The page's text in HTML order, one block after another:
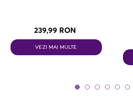
239,99 RON
VEZI MAI MULTE